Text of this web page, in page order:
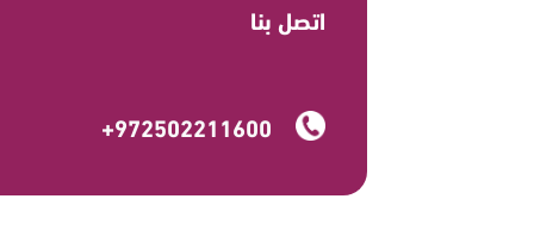
اتصل بنا
+972502211600